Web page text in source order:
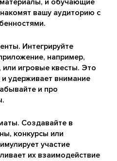
и обучающие
вашу аудиторию с
Интегрируйте
например,
игровые квесты. Это
и удерживает внимание
и про
Создавайте в
конкурсы или
участие
их взаимодействие